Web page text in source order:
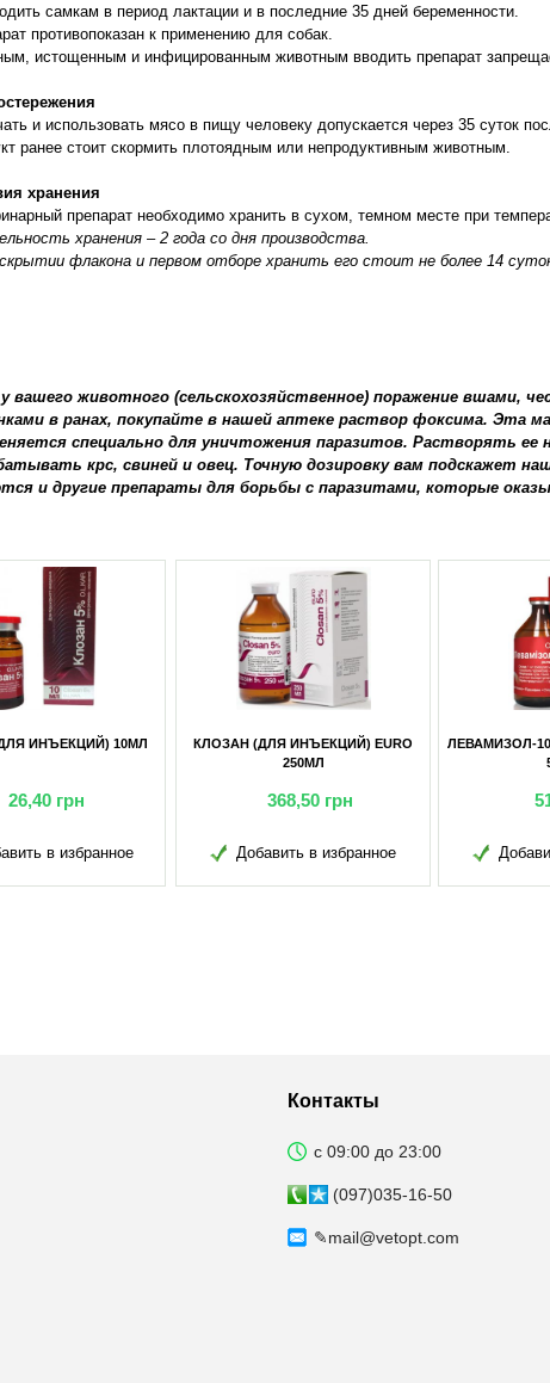
самкам в период лактации и в последние 35 дней беременности.
противопоказан к применению для собак.
истощенным и инфицированным животным вводить препарат
и использовать мясо в пищу человеку допускается через 35 суток
ранее стоит скормить плотоядным или непродуктивным животным.
хранения
препарат необходимо хранить в сухом, темном месте при
хранения – 2 года со дня производства.
флакона и первом отборе хранить его стоит не более 14
вашего животного (сельскохозяйственное) поражение вшами,
в ранах, покупайте в нашей аптеке раствор фоксима. Эта
специально для уничтожения паразитов. Растворять ее
крс, свиней и овец. Точную дозировку вам подскажет
и другие препараты для борьбы с паразитами, которые
(ДЛЯ ИНЪЕКЦИЙ) EURO
368,50
в избранное
ЛЕВАМИЗОЛ-10% (ДЛЯ ИНЪЕКЦИЙ)
50 МЛ
51,80 грн
Добавить в избранное
Контакты
с 09:00 до 23:00
(097)035-16-50
✎mail@vetopt.com